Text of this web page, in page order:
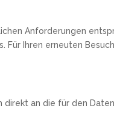
Anforderungen
Für Ihren erneuten
direkt an die für den